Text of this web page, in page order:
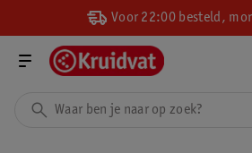
Voor 22:00 besteld,